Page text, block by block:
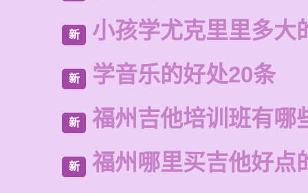
新 小孩学尤克里里多大
新 学音乐的好处20条
新 福州吉他培训班有哪
新 福州哪里买吉他好点